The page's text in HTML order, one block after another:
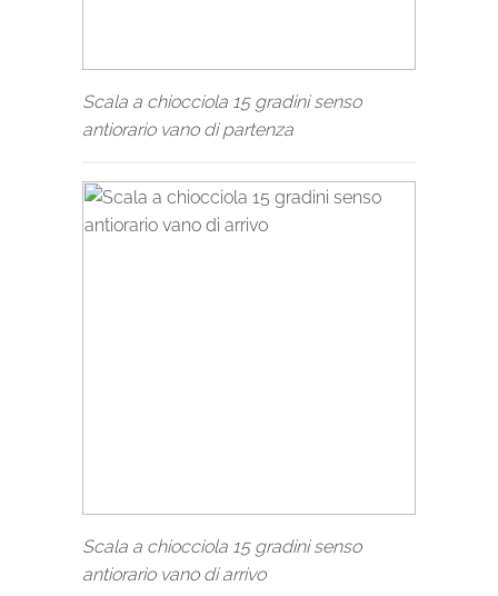
Scala a chiocciola 15 gradini senso
antiorario vano di partenza
Scala a chiocciola 15 gradini senso
antiorario vano di arrivo